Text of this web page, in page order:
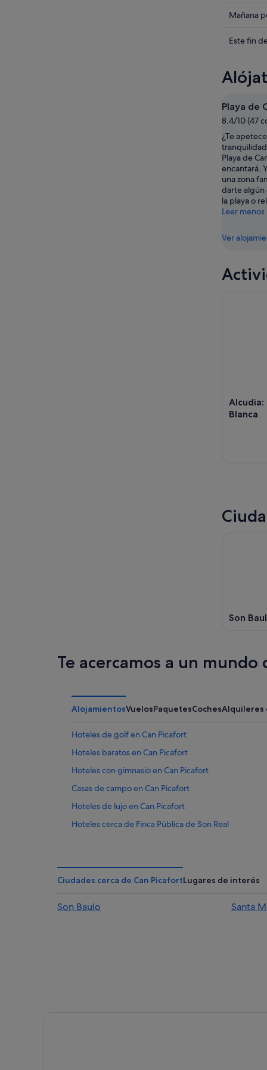
precios
Can
esta
noche,
7
ago
-
8
ago
precios
Picafort
para
mañana
por
la
noche,
8
ago
-
9
ago
Mañana
en
Picafort
para
fin
de
semana,
7
ago
-
9
Este fin
Playa de
8.4/10 (47
¿Te
Playa de
encantará.
una zona
darte algún
la playa o
Leer menos
Ver
Alcudia:
Blanca
Son
Te acercamos a un mundo
AlojamientosVuelosPaquetesCochesAlquileres
Hoteles de golf en Can Picafort
Hoteles baratos en Can Picafort
Hoteles con gimnasio en Can Picafort
Casas de campo en Can Picafort
Hoteles de lujo en Can Picafort
Hoteles cerca de Finca Pública de Son Real
Hoteles con spa en Son Baulo
Hoteles con piscina en Can Picafort
Ciudades cerca de Can PicafortLugares de interés
Son Baulo Santa